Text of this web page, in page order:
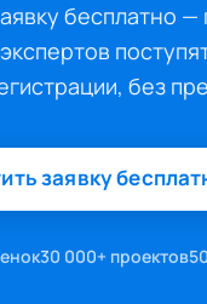
бесплатно
без
заявку
30 000+ проектов